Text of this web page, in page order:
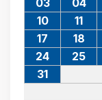
03 04
10
11
17
18
24
25
31